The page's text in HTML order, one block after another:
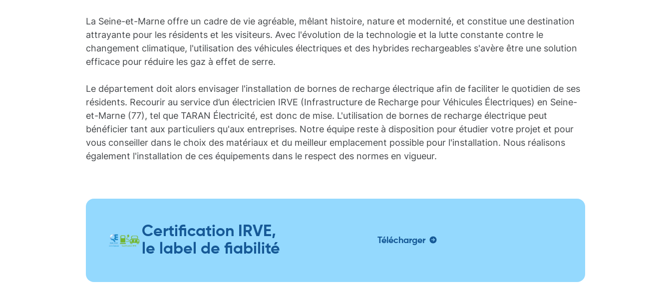
La Seine-et-Marne offre un cadre de vie agréable, mêlant histoire, nature et modernité, et constitue une destination
attrayante pour les résidents et les visiteurs. Avec l'évolution de la technologie et la lutte constante contre le
changement climatique, l'utilisation des véhicules électriques et des hybrides rechargeables s'avère être une solution
efficace pour réduire les gaz à effet de serre.
Le département doit alors envisager l'installation de bornes de recharge électrique afin de faciliter le quotidien de ses
résidents. Recourir au service d’un électricien IRVE (Infrastructure de Recharge pour Véhicules Électriques) en Seine-
et-Marne (77), tel que TARAN Électricité, est donc de mise. L'utilisation de bornes de recharge électrique peut
bénéficier tant aux particuliers qu'aux entreprises. Notre équipe reste à disposition pour étudier votre projet et pour
vous conseiller dans le choix des matériaux et du meilleur emplacement possible pour l'installation. Nous réalisons
également l'installation de ces équipements dans le respect des normes en vigueur.
Certification IRVE,
le label de fiabilité
Télécharger